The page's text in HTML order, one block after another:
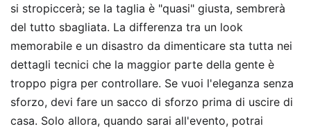
si stropiccerà; se la taglia è "quasi" giusta, sembrerà
del tutto sbagliata. La differenza tra un look
memorabile e un disastro da dimenticare sta tutta nei
dettagli tecnici che la maggior parte della gente è
troppo pigra per controllare. Se vuoi l'eleganza senza
sforzo, devi fare un sacco di sforzo prima di uscire di
casa. Solo allora, quando sarai all'evento, potrai